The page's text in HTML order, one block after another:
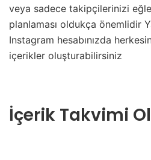
veya sadece takipçilerinizi
planlaması oldukça önemlidir
Instagram hesabınızda
içerikler oluşturabilirsiniz
İçerik Takvimi